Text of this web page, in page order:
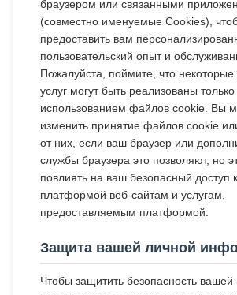
браузером или связанными
(совместно именуемые Cookies),
предоставить вам
пользовательский опыт и
Пожалуйста, поймите, что
услуг могут быть реализованы только
использованием файлов cookie. Вы
изменить принятие файлов cookie
от них, если ваш браузер или
службы браузера это позволяют, но
повлиять на ваш безопасный доступ
платформой веб-сайтам и услугам,
предоставляемым платформой.
Защита вашей личной
Чтобы защитить безопасность